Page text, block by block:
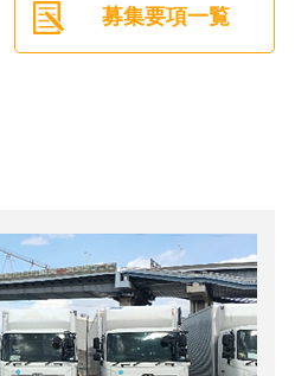
募集要項一覧